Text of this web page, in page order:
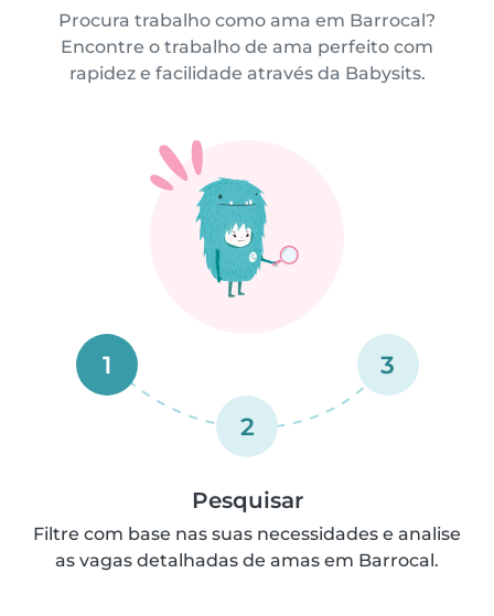
Procura trabalho como ama em Barrocal?
Encontre o trabalho de ama perfeito com
rapidez e facilidade através da Babysits.
1
2
3
Pesquisar
Filtre com base nas suas necessidades e analise
as vagas detalhadas de amas em Barrocal.